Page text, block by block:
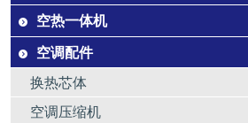
空热一体机
空调配件
换热芯体
空调压缩机